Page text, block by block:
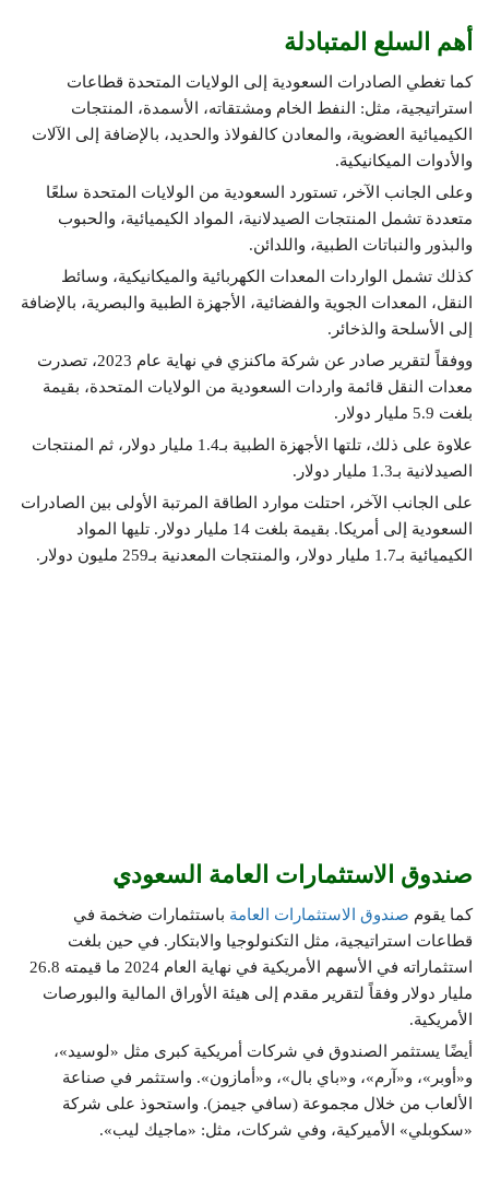
أهم السلع المتبادلة
كما تغطي الصادرات السعودية إلى الولايات المتحدة قطاعات
استراتيجية، مثل: النفط الخام ومشتقاته، الأسمدة، المنتجات
الكيميائية العضوية، والمعادن كالفولاذ والحديد، بالإضافة إلى الآلات
والأدوات الميكانيكية.
وعلى الجانب الآخر، تستورد السعودية من الولايات المتحدة سلعًا
متعددة تشمل المنتجات الصيدلانية، المواد الكيميائية، والحبوب
والبذور والنباتات الطبية، واللدائن.
كذلك تشمل الواردات المعدات الكهربائية والميكانيكية، وسائط
النقل، المعدات الجوية والفضائية، الأجهزة الطبية والبصرية، بالإضافة
إلى الأسلحة والذخائر.
ووفقاً لتقرير صادر عن شركة ماكنزي في نهاية عام 2023، تصدرت
معدات النقل قائمة واردات السعودية من الولايات المتحدة، بقيمة
بلغت 5.9 مليار دولار.
علاوة على ذلك، تلتها الأجهزة الطبية بـ1.4 مليار دولار، ثم المنتجات
الصيدلانية بـ1.3 مليار دولار.
على الجانب الآخر، احتلت موارد الطاقة المرتبة الأولى بين الصادرات
السعودية إلى أمريكا. بقيمة بلغت 14 مليار دولار. تليها المواد
الكيميائية بـ1.7 مليار دولار، والمنتجات المعدنية بـ259 مليون دولار.
صندوق الاستثمارات العامة السعودي
كما يقوم صندوق الاستثمارات العامة باستثمارات ضخمة في
قطاعات استراتيجية، مثل التكنولوجيا والابتكار. في حين بلغت
استثماراته في الأسهم الأمريكية في نهاية العام 2024 ما قيمته 26.8
مليار دولار وفقاً لتقرير مقدم إلى هيئة الأوراق المالية والبورصات
الأمريكية.
أيضًا يستثمر الصندوق في شركات أمريكية كبرى مثل «لوسيد»،
و«أوبر»، و«آرم»، و«باي بال»، و«أمازون». واستثمر في صناعة
الألعاب من خلال مجموعة (سافي جيمز). واستحوذ على شركة
«سكوبلي» الأميركية، وفي شركات، مثل: «ماجيك ليب».